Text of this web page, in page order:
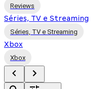
Reviews
Séries, TV e Streaming
Séries, TV e Streaming
Xbox
Xbox